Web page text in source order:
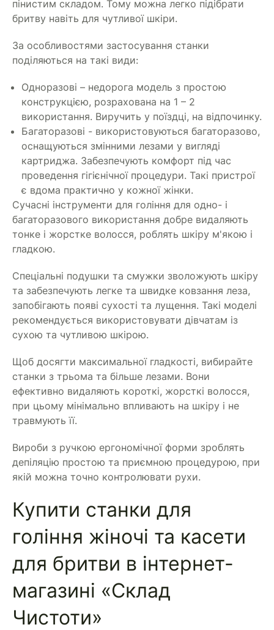
пінистим складом. Тому можна легко підібрати
бритву навіть для чутливої шкіри.
За особливостями застосування станки
поділяються на такі види:
Одноразові – недорога модель з простою
конструкцією, розрахована на 1 – 2
використання. Виручить у поїздці, на відпочинку.
Багаторазові - використовуються багаторазово,
оснащуються змінними лезами у вигляді
картриджа. Забезпечують комфорт під час
проведення гігієнічної процедури. Такі пристрої
є вдома практично у кожної жінки.
Сучасні інструменти для гоління для одно- і
багаторазового використання добре видаляють
тонке і жорстке волосся, роблять шкіру м'якою і
гладкою.
Спеціальні подушки та смужки зволожують шкіру
та забезпечують легке та швидке ковзання леза,
запобігають появі сухості та лущення. Такі моделі
рекомендується використовувати дівчатам із
сухою та чутливою шкірою.
Щоб досягти максимальної гладкості, вибирайте
станки з трьома та більше лезами. Вони
ефективно видаляють короткі, жорсткі волосся,
при цьому мінімально впливають на шкіру і не
травмують її.
Вироби з ручкою ергономічної форми зроблять
депіляцію простою та приємною процедурою, при
якій можна точно контролювати рухи.
Купити станки для
гоління жіночі та касети
для бритви в інтернет-
магазині «Склад
Чистоти»